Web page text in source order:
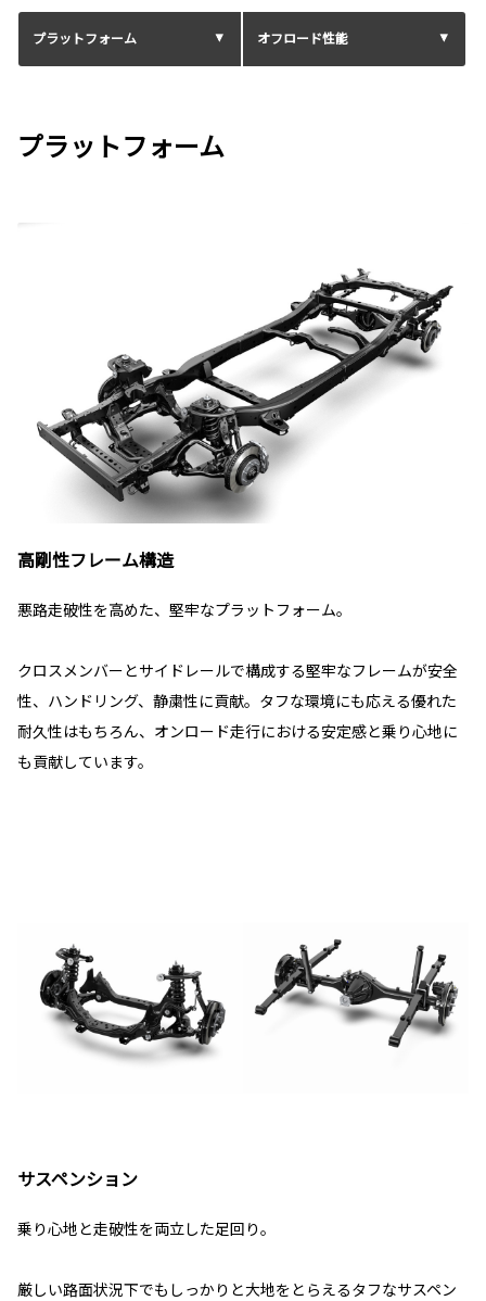
プラットフォーム オフロード性能
プラットフォーム
高剛性フレーム構造
悪路走破性を高めた、堅牢なプラットフォーム。
クロスメンバーとサイドレールで構成する堅牢なフレームが安全
性、ハンドリング、静粛性に貢献。タフな環境にも応える優れた
耐久性はもちろん、オンロード走行における安定感と乗り心地に
も貢献しています。
サスペンション
乗り心地と走破性を両立した足回り。
厳しい路面状況下でもしっかりと大地をとらえるタフなサスペン